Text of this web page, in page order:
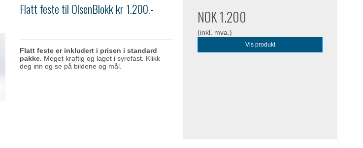
Flatt feste til OlsenBlokk kr 1.200.-
Flatt feste er inkludert i prisen i standard
pakke. Meget kraftig og laget i syrefast. Klikk
deg inn og se på bildene og mål.
NOK 1.200
(inkl. mva.)
Vis produkt